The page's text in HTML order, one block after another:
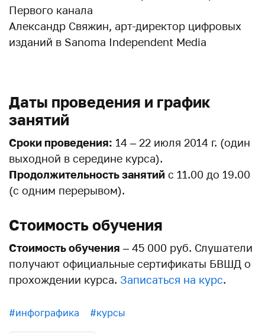
Первого канала
Александр Свяжин, арт-директор цифровых
изданий в Sanoma Independent Media
Даты проведения и график
занятий
Сроки проведения: 14 – 22 июля 2014 г. (один
выходной в середине курса).
Продолжительность занятий с 11.00 до 19.00
(с одним перерывом).
Стоимость обучения
Стоимость обучения – 45 000 руб. Слушатели
получают официальные сертификаты БВШД о
прохождении курса. Записаться на курс.
#инфографика #курсы